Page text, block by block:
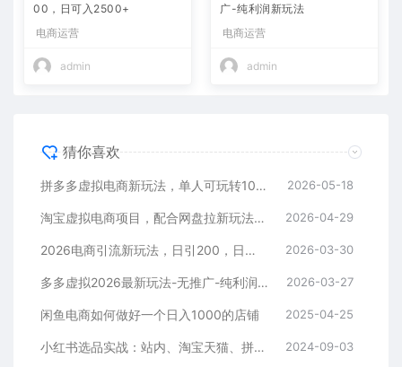
00，日可入2500+
电商运营
admin
广-纯利润新玩法
电商运营
admin
猜你喜欢
拼多多虚拟电商新玩法，单人可玩转10家店，零成本、成交快、转化快，单店单日可盈利300+ 2026-05-18
淘宝虚拟电商项目，配合网盘拉新玩法，新手小白轻松月入过万，外面收费1980的项目！ 2026-04-29
2026电商引流新玩法，日引200，日可入2500+ 2026-03-30
多多虚拟2026最新玩法-无推广-纯利润新玩法 2026-03-27
闲鱼电商如何做好一个日入1000的店铺 2025-04-25
小红书选品实战：站内、淘宝天猫、拼多多，多渠道选品策略 2024-09-03